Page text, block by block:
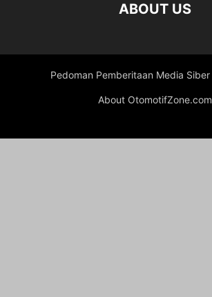
ABOUT US
Pedoman Pemberitaan Media Siber
About OtomotifZone.com